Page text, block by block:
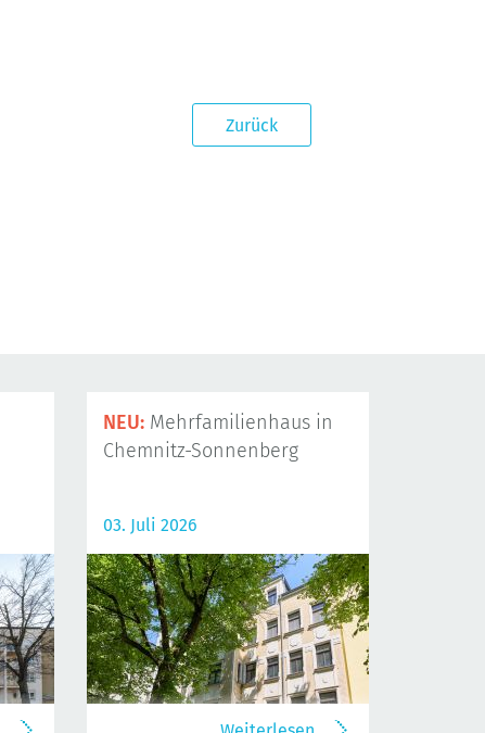
Zurück
NEU: Mehrfamilienhaus in
Chemnitz-Sonnenberg
03. Juli 2026